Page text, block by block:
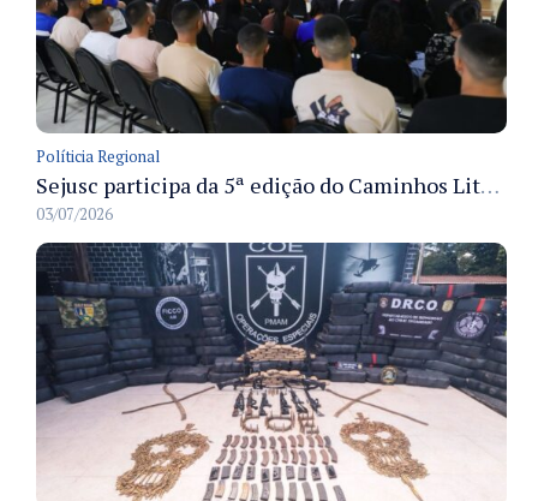
Políticia Regional
Sejusc participa da 5ª edição do Caminhos Literários com foco na cultura hip-hop nas unidades socioeducativas
03/07/2026